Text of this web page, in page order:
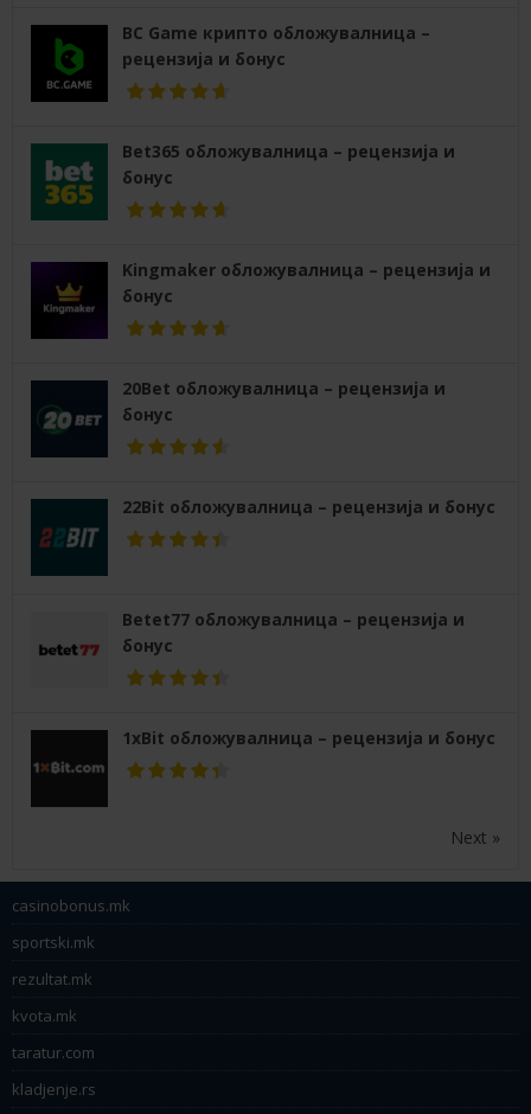
BC Game крипто обложувалница –
рецензија и бонус
Bet365 обложувалница – рецензија и
бонус
Kingmaker обложувалница – рецензија и
бонус
20Bet обложувалница – рецензија и
бонус
22Bit обложувалница – рецензија и бонус
Betet77 обложувалница – рецензија и
бонус
1xBit обложувалница – рецензија и бонус
Next »
casinobonus.mk
sportski.mk
rezultat.mk
kvota.mk
taratur.com
kladjenje.rs